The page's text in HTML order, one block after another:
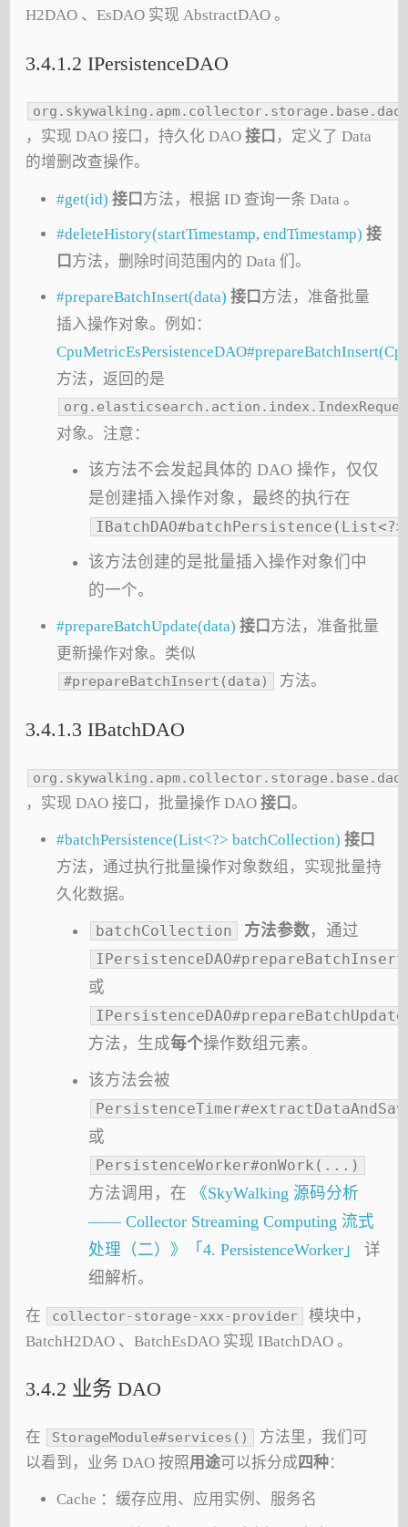
H2DAO 、EsDAO 实现 AbstractDAO 。
3.4.1.2 IPersistenceDAO
，实现 DAO 接口，持久化 DAO接口 ，定义了 Data
的增删改查操作。
#get(id) 接口 方法，根据 ID 查询一条 Data 。
#deleteHistory(startTimestamp, endTimestamp) 接
口 方法，删除时间范围内的 Data 们。
#prepareBatchInsert(data) 接口 方法，准备批量
插入操作对象。例如：
方法，返回的是
对象。注意：
该方法不会发起具体的 DAO 操作，仅仅
是创建插入操作对象，最终的执行在
该方法创建的是批量插入操作对象们中
的一个。
#prepareBatchUpdate(data) 接口 方法，准备批量
更新操作对象。类似
#prepareBatchInsert(data) 方法。
3.4.1.3 IBatchDAO
，实现 DAO 接口，批量操作 DAO接口。
#batchPersistence(List<?> batchCollection) 接口
方法，通过执行批量操作对象数组，实现批量持
久化数据。
batchCollection 方法参数，通过
IPersistenceDAO#prepareBatchInsert
或
IPersistenceDAO#prepareBatchUpdate
方法，生成每个操作数组元素。
该方法会被
或
PersistenceWorker#onWork(...)
方法调用，在
《SkyWalking 源码分析
—— Collector Streaming Computing 流式
处理（二）》「4. PersistenceWorker」
详
细解析。
在 collector-storage-xxx-provider
模块中，
BatchH2DAO 、BatchEsDAO 实现 IBatchDAO 。
3.4.2 业务 DAO
在 StorageModule#services()
方法里，我们可
以看到，业务 DAO 按照用途可以拆分成 四种：
Cache ：缓存应用、应用实例、服务名